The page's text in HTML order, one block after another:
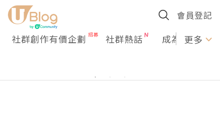
會員登記
社群創作有價企劃 社群熱話 成為U更多